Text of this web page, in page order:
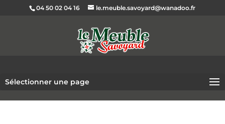
04 50 02 04 16 le.meuble.savoyard@wanadoo.fr
Sélectionner une page